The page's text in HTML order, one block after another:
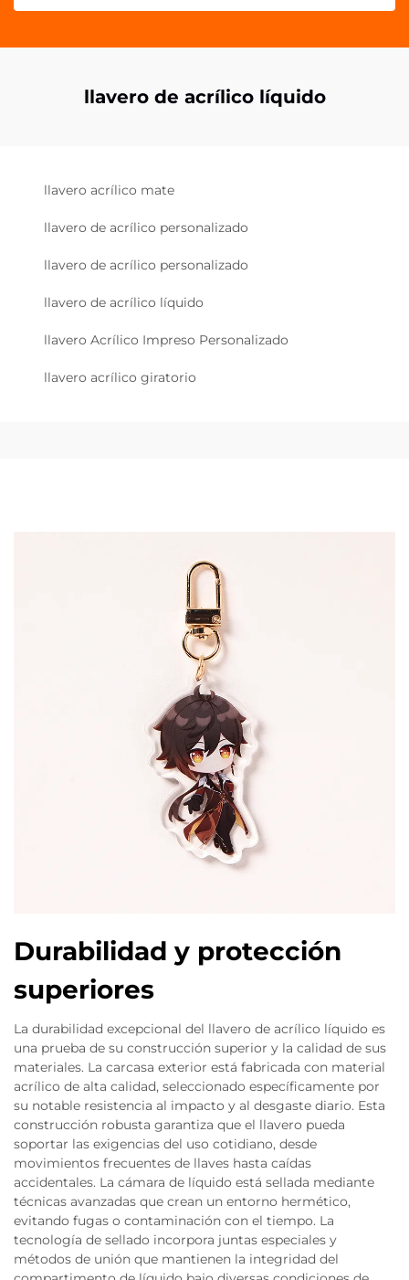
llavero de acrílico líquido
llavero acrílico mate
llavero de acrílico personalizado
llavero de acrílico personalizado
llavero de acrílico líquido
llavero Acrílico Impreso Personalizado
llavero acrílico giratorio
Durabilidad y protección
superiores
La durabilidad excepcional del llavero de acrílico líquido es
una prueba de su construcción superior y la calidad de sus
materiales. La carcasa exterior está fabricada con material
acrílico de alta calidad, seleccionado específicamente por
su notable resistencia al impacto y al desgaste diario. Esta
construcción robusta garantiza que el llavero pueda
soportar las exigencias del uso cotidiano, desde
movimientos frecuentes de llaves hasta caídas
accidentales. La cámara de líquido está sellada mediante
técnicas avanzadas que crean un entorno hermético,
evitando fugas o contaminación con el tiempo. La
tecnología de sellado incorpora juntas especiales y
métodos de unión que mantienen la integridad del